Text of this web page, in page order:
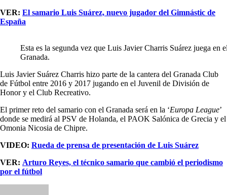
VER: El samario Luis Suárez, nuevo jugador del Gimnástic de
España
Esta es la segunda vez que Luis Javier Charris Suárez juega en
Granada.
Luis Javier Suárez Charris hizo parte de la cantera del Granada Club
de Fútbol entre 2016 y 2017 jugando en el Juvenil de División de
Honor y el Club Recreativo.
El primer reto del samario con el Granada será en la ‘Europa League’
donde se medirá al PSV de Holanda, el PAOK Salónica de Grecia y el
Omonia Nicosia de Chipre.
VIDEO: Rueda de prensa de presentación de Luis Suárez
VER: Arturo Reyes, el técnico samario que cambió el periodismo
por el fútbol